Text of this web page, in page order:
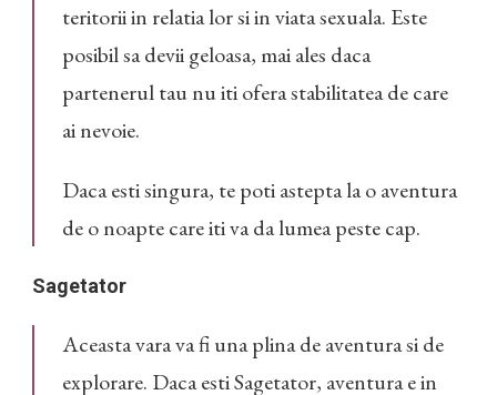
teritorii in relatia lor si in viata sexuala. Este
posibil sa devii geloasa, mai ales daca
partenerul tau nu iti ofera stabilitatea de care
ai nevoie.
Daca esti singura, te poti astepta la o aventura
de o noapte care iti va da lumea peste cap.
Sagetator
Aceasta vara va fi una plina de aventura si de
explorare. Daca esti Sagetator, aventura e in